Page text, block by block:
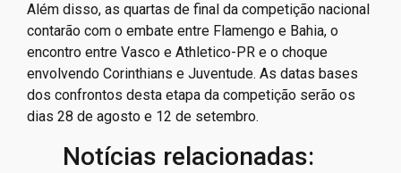
Além disso, as quartas de final da competição nacional
contarão com o embate entre Flamengo e Bahia, o
encontro entre Vasco e Athletico-PR e o choque
envolvendo Corinthians e Juventude. As datas bases
dos confrontos desta etapa da competição serão os
dias 28 de agosto e 12 de setembro.
Notícias relacionadas: